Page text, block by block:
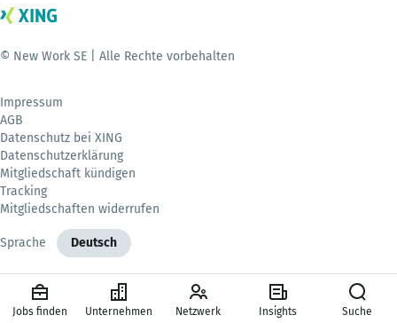
© New Work SE | Alle Rechte vorbehalten
Impressum
AGB
Datenschutz bei XING
Datenschutzerklärung
Mitgliedschaft kündigen
Tracking
Mitgliedschaften widerrufen
Sprache Deutsch
Jobs finden Unternehmen Netzwerk Insights Suche